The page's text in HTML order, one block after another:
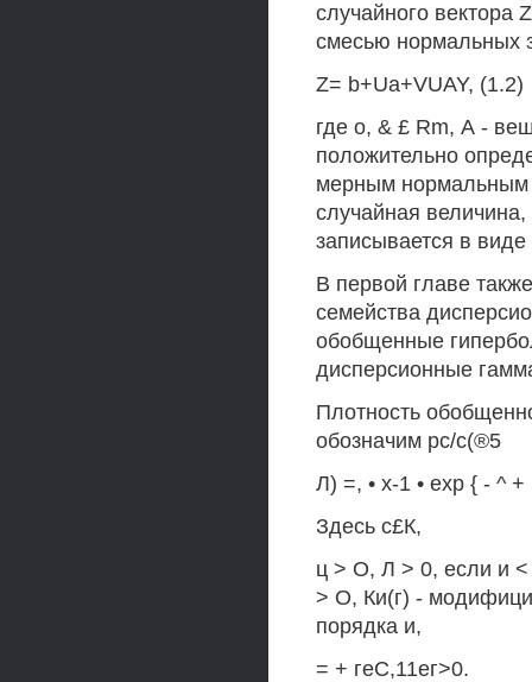
случайного вектора
смесью нормальных
Z= b+Ua+VUAY, (1.2)
где о, & £ Rm, А -
положительно
мерным нормальным
случайная
записывается в
В первой главе
семейства
обобщенные
дисперсионные
Плотность
обозначим рс/с(®5
Л) =, • х-1 • ехр { - ^
Здесь с£К,
ц > О, Л > 0, если и
> О, Ки(г) -
порядка и,
= + геС,11ег>0.